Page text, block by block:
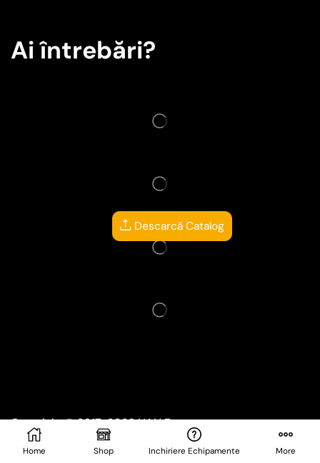
Home Shop Inchiriere Echipamente More
Ai întrebări?
Copyright © 2017-2026NAN Events
Website creat și administrat de
CRIL DEV
Descarcă Catalog